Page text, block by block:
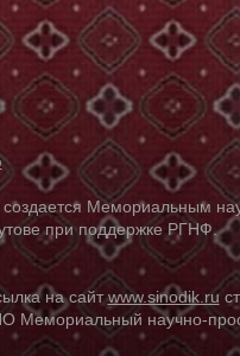
Мемориальным
при поддержке РГНФ.
на сайтwww.sinodik.ru
научно-